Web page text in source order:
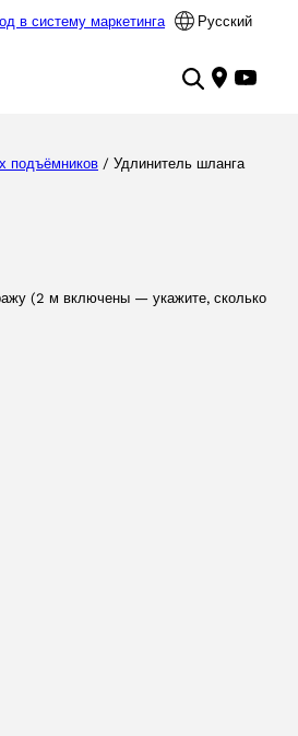
в систему маркетинга Русский
подъёмников / Удлинитель шланга
(2 м включены — укажите, сколько